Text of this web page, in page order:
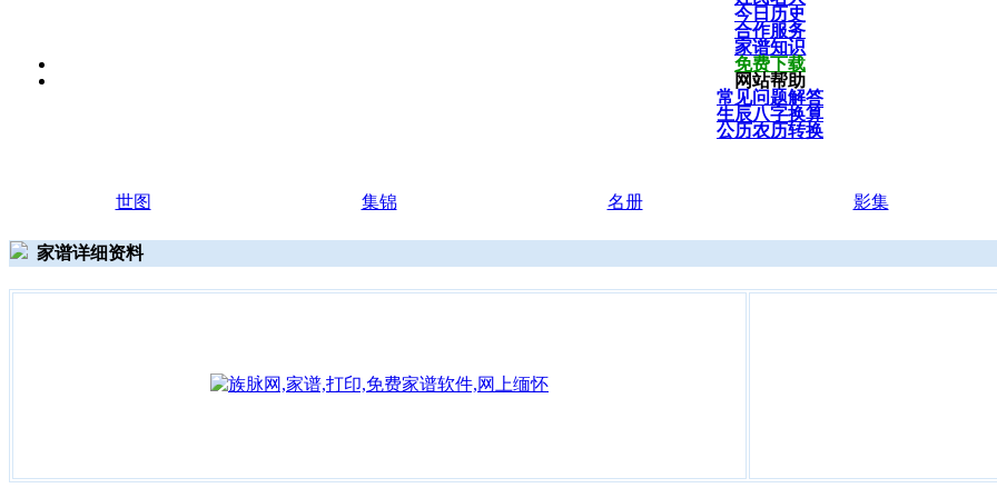
今日历史
合作服务
家谱知识
免费下载
网站帮助
常见问题解答
生辰八字换算
公历农历转换
世图 集锦 名册 影集
家谱详细资料